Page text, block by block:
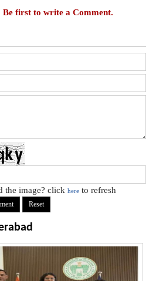
Be first to write a Comment.
the image? clickhere to refresh